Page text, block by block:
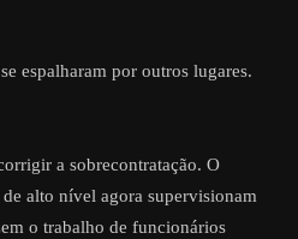
espalharam por outros lugares.
a sobrecontratação. O
alto nível agora supervisionam
o trabalho de funcionários